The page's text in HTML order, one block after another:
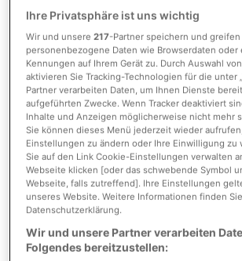
Kosten
Provision
3,57 % inkl.
vom Käufer
Provision inkl. MwSt. ja
Detaillierte Informationen
Flächen
Ihre Privatsphäre ist uns wichtig
Wir und unsere217-Partner speichern und greifen
personenbezogene Daten wie Browserdaten oder
Kennungen auf Ihrem Gerät zu. Durch Auswahl
aktivieren Sie Tracking-Technologien für die unter
Partner verarbeiten Daten, um Ihnen Dienste
aufgeführten Zwecke. Wenn Tracker deaktiviert
Inhalte und Anzeigen möglicherweise nicht mehr
Sie können dieses Menü jederzeit wieder
Einstellungen zu ändern oder Ihre Einwilligung zu
Sie auf den Link Cookie-Einstellungen verwalten
Webseite klicken [oder das schwebende Symbol
Webseite, falls zutreffend]. Ihre Einstellungen
unseres Website. Weitere Informationen finden
Datenschutzerklärung.
Wir und unsere Partner verarbeiten
Folgendes bereitzustellen: